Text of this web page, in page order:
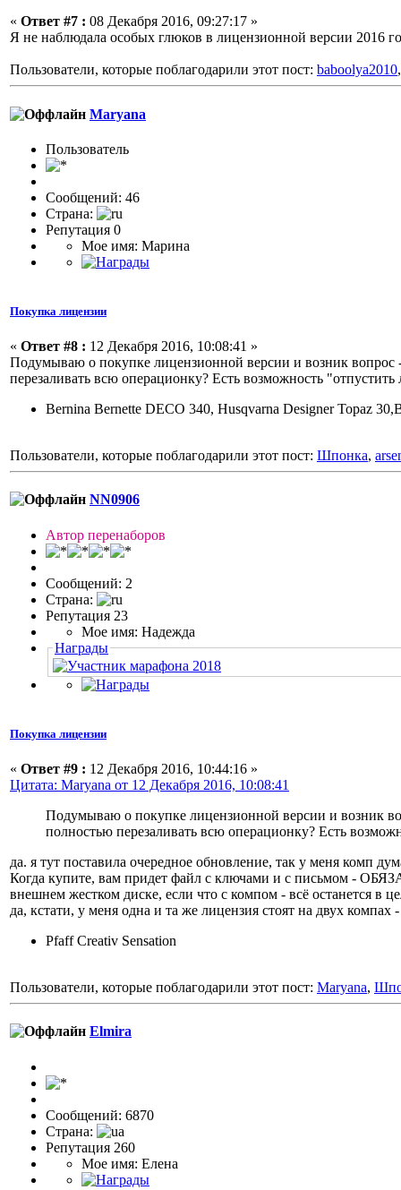
« Ответ #7 : 08 Декабря 2016, 09:27:17 »
Я не наблюдала особых глюков в лицензионной версии 2016
Пользователи, которые поблагодарили этот пост: baboolya2010
Maryana
Пользоватeль
Сообщений: 46
Страна:
Репутация 0
Мое имя: Марина
Покупка лицензии
« Ответ #8 : 12 Декабря 2016, 10:08:41 »
Подумываю о покупке лицензионной версии и возник вопрос
перезаливать всю операционку? Есть возможность
Bernina Bernette DECO 340, Husqvarna Designer Topaz
Пользователи, которые поблагодарили этот пост: Шпонка,
NN0906
Автор перенаборов
Сообщений: 2
Страна:
Репутация 23
Мое имя: Надежда
Награды
Покупка лицензии
« Ответ #9 : 12 Декабря 2016, 10:44:16 »
Цитата: Maryana от 12 Декабря 2016, 10:08:41
Подумываю о покупке лицензионной версии и возник
полностью перезаливать всю операционку? Есть
да. я тут поставила очередное обновление, так у меня комп
Когда купите, вам придет файл с ключами и с письмом -
внешнем жестком диске, если что с компом - всё останется в
да, кстати, у меня одна и та же лицензия стоят на двух компах
Pfaff Creativ Sensation
Пользователи, которые поблагодарили этот пост: Maryana,
Elmira
Сообщений: 6870
Страна:
Репутация 260
Мое имя: Елена